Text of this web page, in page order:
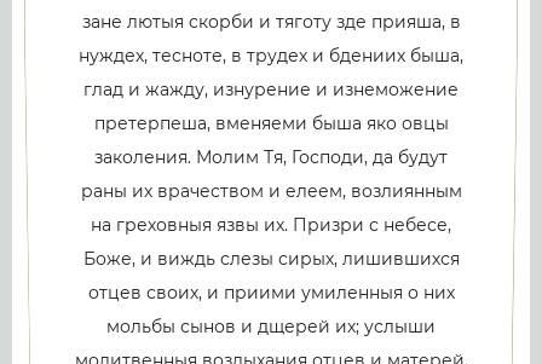
зане лютыя скорби и тяготу зде прияша, в
нуждех, тесноте, в трудех и бдениих быша,
глад и жажду, изнурение и изнеможение
претерпеша, вменяеми быша яко овцы
заколения. Молим Тя, Господи, да будут
раны их врачеством и елеем, возлиянным
на греховныя язвы их. Призри с небесе,
Боже, и виждь слезы сирых, лишившихся
отцев своих, и приими умиленныя о них
мольбы сынов и дщерей их; услыши